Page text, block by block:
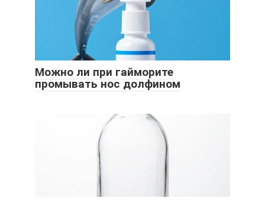
Можно ли при гайморите
промывать нос долфином